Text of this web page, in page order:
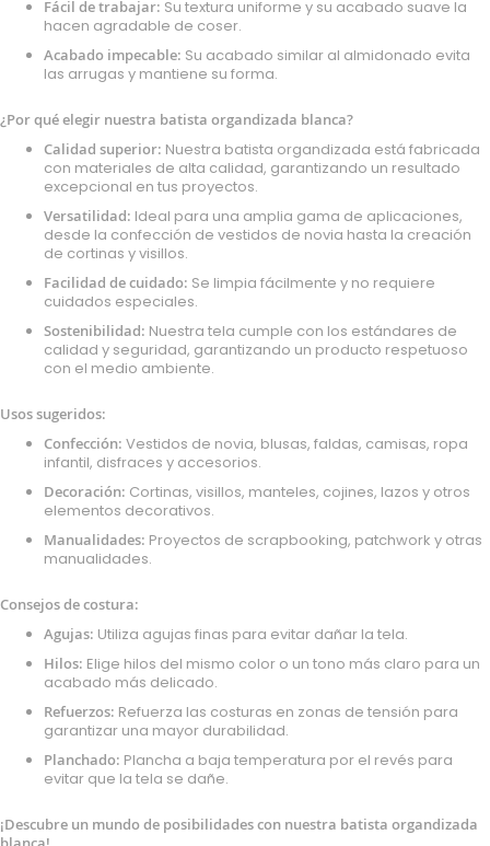
Fácil de trabajar: Su textura uniforme y su acabado suave la
hacen agradable de coser.
Acabado impecable: Su acabado similar al almidonado evita
las arrugas y mantiene su forma.
¿Por qué elegir nuestra batista organdizada blanca?
Calidad superior: Nuestra batista organdizada está fabricada
con materiales de alta calidad, garantizando un resultado
excepcional en tus proyectos.
Versatilidad: Ideal para una amplia gama de aplicaciones,
desde la confección de vestidos de novia hasta la creación
de cortinas y visillos.
Facilidad de cuidado: Se limpia fácilmente y no requiere
cuidados especiales.
Sostenibilidad: Nuestra tela cumple con los estándares de
calidad y seguridad, garantizando un producto respetuoso
con el medio ambiente.
Usos sugeridos:
Confección: Vestidos de novia, blusas, faldas, camisas, ropa
infantil, disfraces y accesorios.
Decoración: Cortinas, visillos, manteles, cojines, lazos y otros
elementos decorativos.
Manualidades: Proyectos de scrapbooking, patchwork y otras
manualidades.
Consejos de costura:
Agujas: Utiliza agujas finas para evitar dañar la tela.
Hilos: Elige hilos del mismo color o un tono más claro para un
acabado más delicado.
Refuerzos: Refuerza las costuras en zonas de tensión para
garantizar una mayor durabilidad.
Planchado: Plancha a baja temperatura por el revés para
evitar que la tela se dañe.
¡Descubre un mundo de posibilidades con nuestra batista organdizada